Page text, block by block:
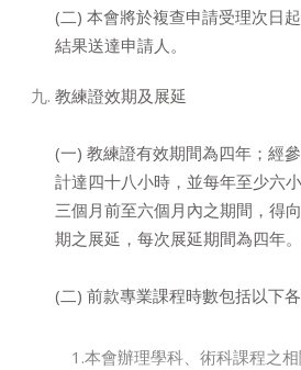
(二) 本會將於複查申請受理次日
結果送達申請人。
教練證效期及展延
(一) 教練證有效期間為四年；經
計達四十八小時，並每年至少六
三個月前至六個月內之期間，得
期之展延，每次展延期間為四年。
(二) 前款專業課程時數包括以下各
1.本會辦理學科、術科課程之相